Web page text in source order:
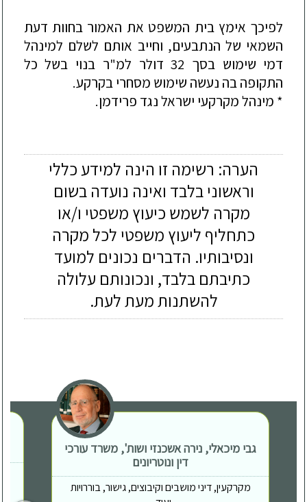
לפיכך אימץ בית המשפט את האמור בחוות דעת
השמאי של הנתבעים, וחייב אותם לשלם למינהל
דמי שימוש בסך 32 דולר למ"ר בנוי בשל כל
התקופה בה נעשה שימוש מסחרי בקרקע.
* מינהל מקרקעי ישראל נגד פרידמן.
הערה: רשימה זו הינה למידע כללי
וראשוני בלבד ואינה נועדה בשום
מקרה לשמש כיעוץ משפטי ו/או
כתחליף ליעוץ משפטי לכל מקרה
ונסיבותיו. הדברים נכונים למועד
כתיבתם בלבד, ונכונותם עלולה
להשתנות מעת לעת.
גבי מיכאלי, נירה אשכנזי ושות', משרד עורכי
דין ונוטריונים
מקרקעין, דיני מושבים וקיבוצים, גישור, בוררויות